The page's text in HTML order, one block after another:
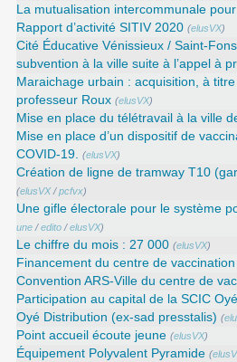
La mutualisation intercommunale
Rapport d’activité SITIV 2020 (elusVX)
Cité Éducative Vénissieux / Saint-
subvention à la ville suite à l’appel à
Maraichage urbain : acquisition, à
professeur Roux (elusVX)
Mise en place du télétravail à la ville
Mise en place d’un dispositif de
COVID-19. (elusVX)
Création de ligne de tramway T10
(elusVX/pcfvx)
Une gifle électorale pour le système
une /edito /elusVX)
Le chiffre du mois : 27 000 (elusVX)
Financement du centre de
Convention ARS‑Ville du centre de
Participation au capital de la SCIC
Oyé Distribution (ex-sad presstalis) (
Point accueil écoute jeune (elusVX)
Équipement Polyvalent Pyramide (